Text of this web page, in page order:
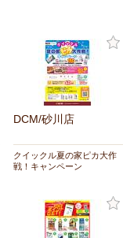
DCM/砂川店
クイックル夏の家ピカ大作
戦！キャンペーン